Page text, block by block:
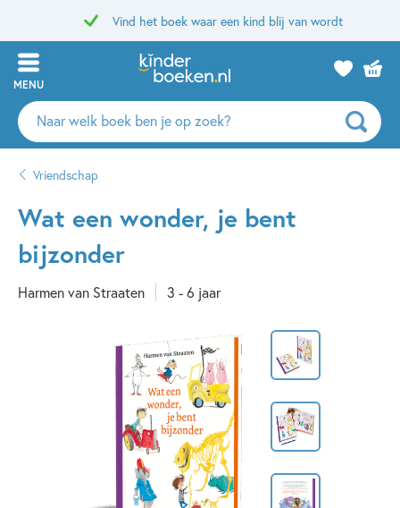
Vind het boek waar een kind blij van wordt
MENU
Zoeken
naar
auteurs
uitgevers
Vriendschap
Wat een wonder, je bent
bijzonder
Harmen van Straaten 3 - 6 jaar